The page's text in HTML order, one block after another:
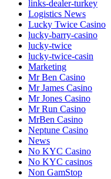
links-dealer-turkey
Logistics News
Lucky Twice Casino
lucky-barry-casino
lucky-twice
lucky-twice-casin
Marketing
Mr Ben Casino
Mr James Casino
Mr Jones Casino
Mr Run Casino
MrBen Casino
Neptune Casino
News
No KYC Casino
No KYC casinos
Non GamStop